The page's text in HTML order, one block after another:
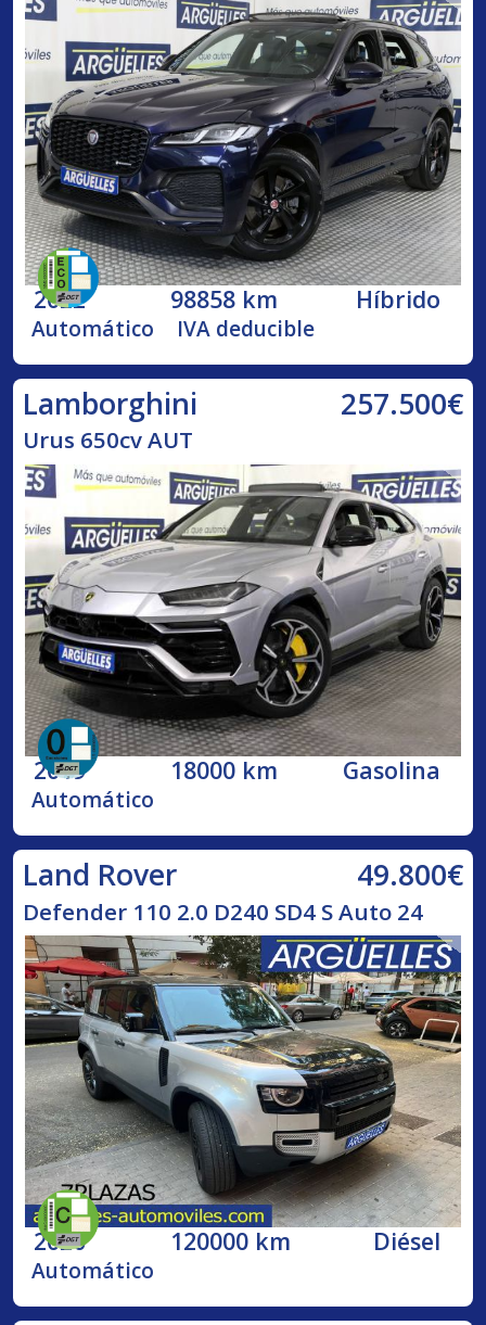
2022 98858 km Híbrido
Automático IVA deducible
Lamborghini 257.500€
Urus 650cv AUT
2019 18000 km Gasolina
Automático
Land Rover 49.800€
Defender 110 2.0 D240 SD4 S Auto 24
2020 120000 km Diésel
Automático